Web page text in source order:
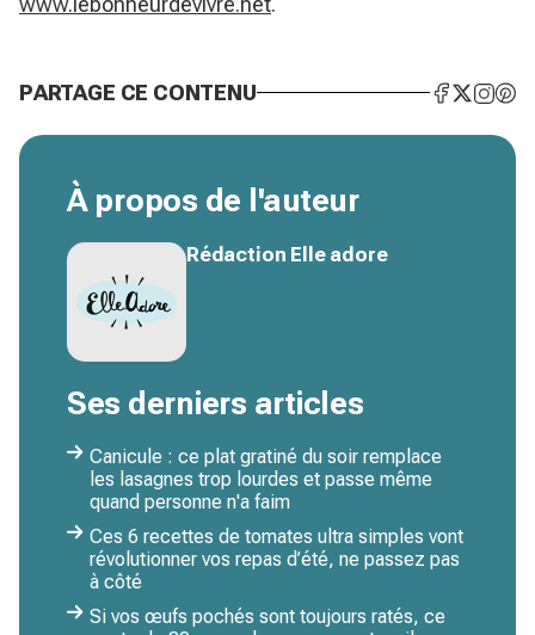
PARTAGE CE CONTENU
À propos de l'auteur
Rédaction Elle adore
Ses derniers articles
Canicule : ce plat gratiné du soir remplace
les lasagnes trop lourdes et passe même
quand personne n'a faim
Ces 6 recettes de tomates ultra simples vont
révolutionner vos repas d’été, ne passez pas
à côté
Si vos œufs pochés sont toujours ratés, ce